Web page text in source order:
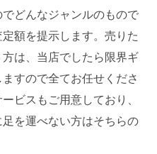
どんなジャンルのもので
額を提示します。売りた
は、当店でしたら限界ギ
すので全てお任せくださ
ビスもご用意しており、
を運べない方はそちらの